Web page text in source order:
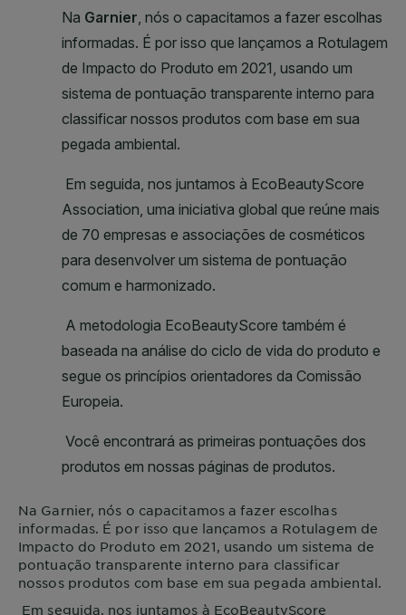
Na Garnier, nós o capacitamos a fazer escolhas
informadas. É por isso que lançamos a Rotulagem de
Impacto do Produto em 2021, usando um sistema de
pontuação transparente interno para classificar
nossos produtos com base em sua pegada ambiental.
Em seguida, nos juntamos à EcoBeautyScore